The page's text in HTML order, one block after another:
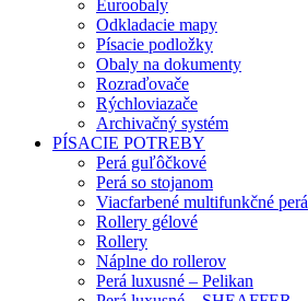
Euroobaly
Odkladacie mapy
Písacie podložky
Obaly na dokumenty
Rozraďovače
Rýchloviazače
Archivačný systém
PÍSACIE POTREBY
Perá guľôčkové
Perá so stojanom
Viacfarbené multifunkčné perá
Rollery gélové
Rollery
Náplne do rollerov
Perá luxusné – Pelikan